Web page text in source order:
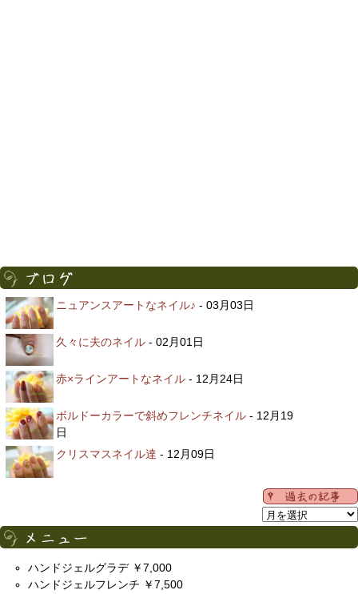
ニュアンスアートなネイル♪ - 03月03日
久々に夫のネイル - 02月01日
赤×ラインアートなネイル - 12月24日
ボルドーカラーで斜めフレンチネイル - 12月19
日
クリスマスネイル達 - 12月09日
ハンドジェルグラデ ￥7,000
ハンドジェルフレンチ ￥7,500